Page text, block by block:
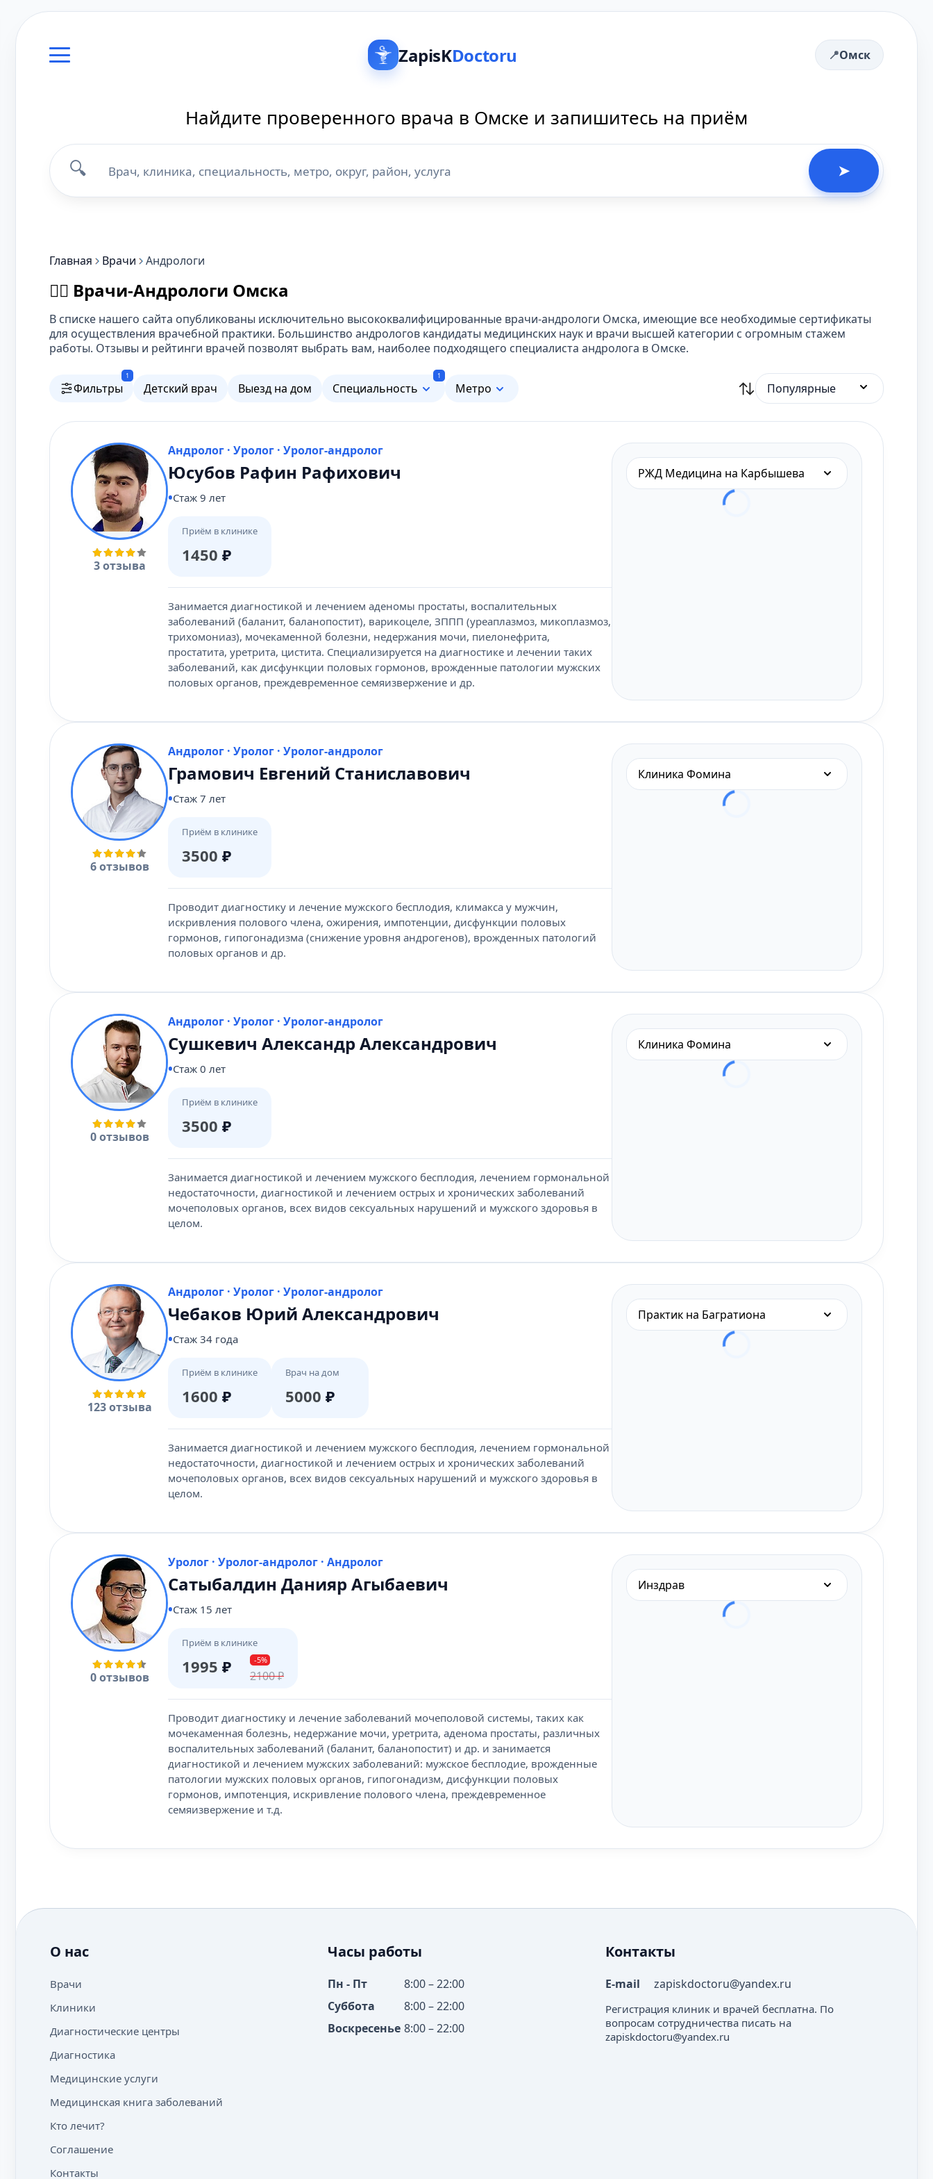
ZapisKDoctoru Омск
Найдите проверенного врача в Омске и запишитесь на приём
🔍 ➤
Главная Врачи Андрологи
👨‍⚕️ Врачи-Андрологи Омска
В списке нашего сайта опубликованы исключительно высококвалифицированные врачи-андрологи Омска, имеющие все необходимые сертификаты
для осуществления врачебной практики. Большинство андрологов кандидаты медицинских наук и врачи высшей категории с огромным стажем
работы. Отзывы и рейтинги врачей позволят выбрать вам, наиболее подходящего специалиста андролога в Омске.
Фильтры
1
Детский врач Выезд на дом Специальность
1
Метро Популярные
3 отзыва
Андролог · Уролог · Уролог-андролог
Юсубов Рафин Рафихович
Стаж 9 лет
Приём в клинике
1450 ₽
Занимается диагностикой и лечением аденомы простаты, воспалительных
заболеваний (баланит, баланопостит), варикоцеле, ЗППП (уреаплазмоз, микоплазмоз,
трихомониаз), мочекаменной болезни, недержания мочи, пиелонефрита,
простатита, уретрита, цистита. Специализируется на диагностике и лечении таких
заболеваний, как дисфункции половых гормонов, врожденные патологии мужских
половых органов, преждевременное семяизвержение и др.
РЖД Медицина на Карбышева
6 отзывов
Андролог · Уролог · Уролог-андролог
Грамович Евгений Станиславович
Стаж 7 лет
Приём в клинике
3500 ₽
Проводит диагностику и лечение мужского бесплодия, климакса у мужчин,
искривления полового члена, ожирения, импотенции, дисфункции половых
гормонов, гипогонадизма (снижение уровня андрогенов), врожденных патологий
половых органов и др.
Клиника Фомина
0 отзывов
Андролог · Уролог · Уролог-андролог
Сушкевич Александр Александрович
Стаж 0 лет
Приём в клинике
3500 ₽
Занимается диагностикой и лечением мужского бесплодия, лечением гормональной
недостаточности, диагностикой и лечением острых и хронических заболеваний
мочеполовых органов, всех видов сексуальных нарушений и мужского здоровья в
целом.
Клиника Фомина
123 отзыва
Андролог · Уролог · Уролог-андролог
Чебаков Юрий Александрович
Стаж 34 года
Приём в клинике
1600 ₽
Врач на дом
5000 ₽
Занимается диагностикой и лечением мужского бесплодия, лечением гормональной
недостаточности, диагностикой и лечением острых и хронических заболеваний
мочеполовых органов, всех видов сексуальных нарушений и мужского здоровья в
целом.
Практик на Багратиона
0 отзывов
Уролог · Уролог-андролог · Андролог
Сатыбалдин Данияр Агыбаевич
Стаж 15 лет
Приём в клинике
1995 ₽ -5%
2100₽
Проводит диагностику и лечение заболеваний мочеполовой системы, таких как
мочекаменная болезнь, недержание мочи, уретрита, аденома простаты, различных
воспалительных заболеваний (баланит, баланопостит) и др. и занимается
диагностикой и лечением мужских заболеваний: мужское бесплодие, врожденные
патологии мужских половых органов, гипогонадизм, дисфункции половых
гормонов, импотенция, искривление полового члена, преждевременное
семяизвержение и т.д.
Инздрав
О нас
Врачи
Клиники
Диагностические центры
Диагностика
Медицинские услуги
Медицинская книга заболеваний
Кто лечит?
Соглашение
Контакты
Часы работы
Пн - Пт
8:00 – 22:00
Суббота
8:00 – 22:00
Воскресенье 8:00 – 22:00
Контакты
E-mail zapiskdoctoru@yandex.ru
Регистрация клиник и врачей бесплатна. По
вопросам сотрудничества писать на
zapiskdoctoru@yandex.ru